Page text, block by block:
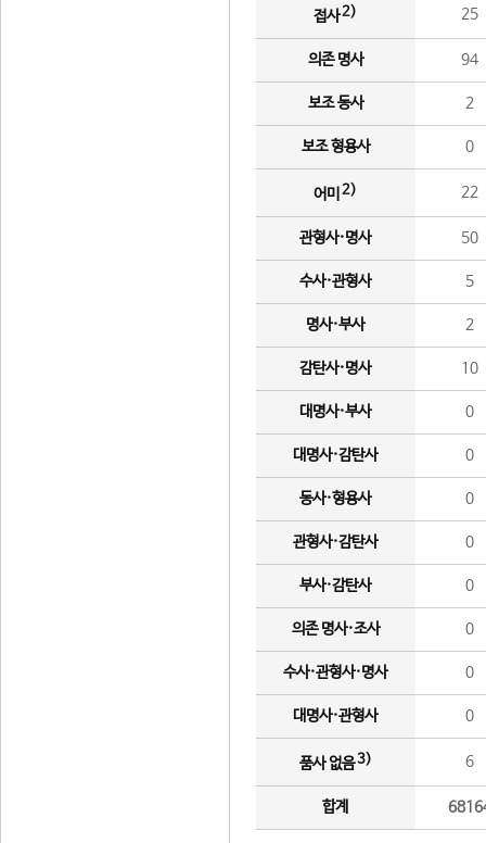
접사2) 25
의존 명사 94
보조 동사 2
보조 형용사 0
어미 2) 22
관형사·명사 50
수사·관형사 5
명사·부사 2
감탄사·명사 10
대명사·부사 0
대명사·감탄사 0
동사·형용사 0
관형사·감탄사 0
부사·감탄사 0
의존 명사·조사 0
수사·관형사·명사 0
대명사·관형사 0
품사 없음3) 6
합계